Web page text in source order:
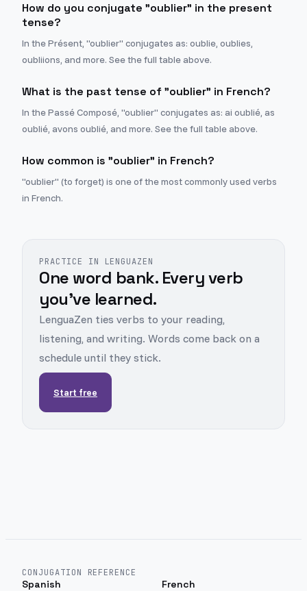
How do you conjugate "oublier" in the present
tense?
In the Présent, "oublier" conjugates as: oublie, oublies,
oubliions, and more. See the full table above.
What is the past tense of "oublier" in French?
In the Passé Composé, "oublier" conjugates as: ai oublié, as
oublié, avons oublié, and more. See the full table above.
How common is "oublier" in French?
"oublier" (to forget) is one of the most commonly used verbs
in French.
PRACTICE IN LENGUAZEN
One word bank. Every verb
you've learned.
LenguaZen ties verbs to your reading,
listening, and writing. Words come back on a
schedule until they stick.
Start free
CONJUGATION REFERENCE
Spanish French